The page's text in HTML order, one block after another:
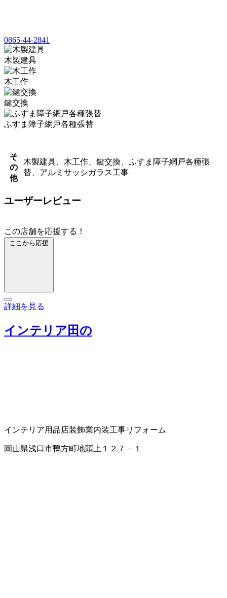
0865-44-2841
木製建具
木工作
鍵交換
ふすま障子網戸各種張替
そ
の
他
木製建具、木工作、鍵交換、ふすま障子網戸各種張
替、アルミサッシガラス工事
ユーザーレビュー
この店舗を応援する！
ここから応援
詳細を見る
インテリア田の
インテリア用品店装飾業内装工事リフォーム
岡山県浅口市鴨方町地頭上１２７－１